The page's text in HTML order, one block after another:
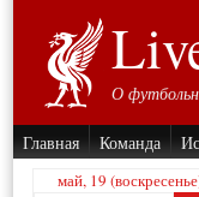
О
Главная Команда
май, 19